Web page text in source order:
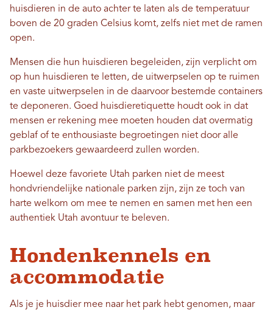
huisdieren in de auto achter te laten als de temperatuur
boven de 20 graden Celsius komt, zelfs niet met de ramen
open.
Mensen die hun huisdieren begeleiden, zijn verplicht om
op hun huisdieren te letten, de uitwerpselen op te ruimen
en vaste uitwerpselen in de daarvoor bestemde containers
te deponeren. Goed huisdieretiquette houdt ook in dat
mensen er rekening mee moeten houden dat overmatig
geblaf of te enthousiaste begroetingen niet door alle
parkbezoekers gewaardeerd zullen worden.
Hoewel deze favoriete Utah parken niet de meest
hondvriendelijke nationale parken zijn, zijn ze toch van
harte welkom om mee te nemen en samen met hen een
authentiek Utah avontuur te beleven.
Hondenkennels en
accommodatie
Als je je huisdier mee naar het park hebt genomen, maar